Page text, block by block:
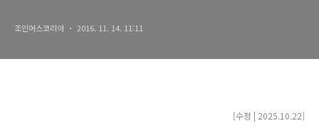
조인어스코리아 2016. 11. 14. 11:11
[수정 | 2025.10.22]